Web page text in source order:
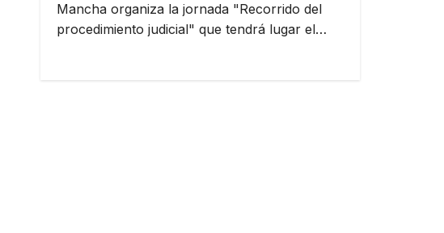
Mancha organiza la jornada "Recorrido del
procedimiento judicial" que tendrá lugar el…